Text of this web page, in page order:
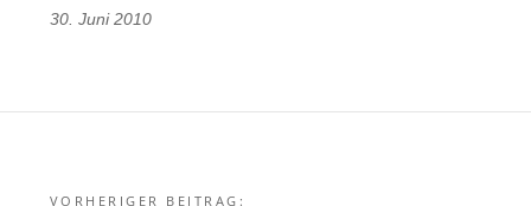
30. Juni 2010
VORHERIGER BEITRAG: